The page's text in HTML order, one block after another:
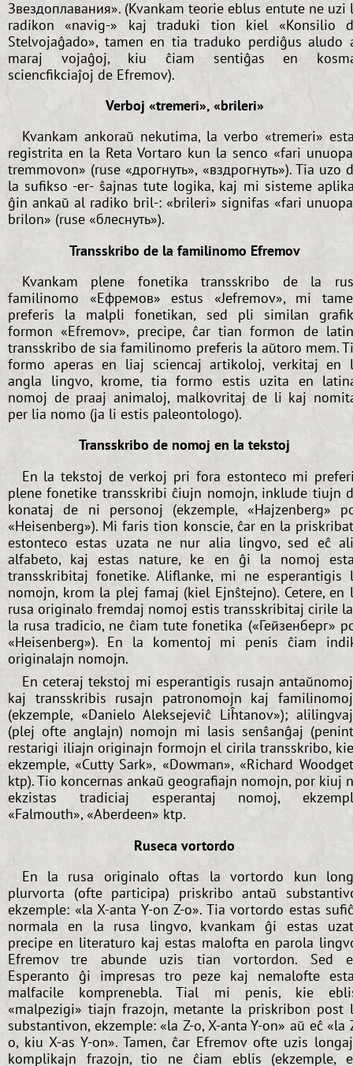
Звездоплавания». (Kvankam teorie eblus entute ne uzi
radikon «navig-» kaj traduki tion kiel «Konsilio
Stelvojaĝado», tamen en tia traduko perdiĝus aludo
maraj vojaĝoj, kiu ĉiam sentiĝas en
sciencfikciaĵoj de Efremov).
Verboj «tremeri», «brileri»
Kvankam ankoraŭ nekutima, la verbo «tremeri»
registrita en la Reta Vortaro kun la senco «fari
tremmovon» (ruse «дрогнуть», «вздрогнуть»). Tia uzo
la sufikso -er- ŝajnas tute logika, kaj mi sisteme
ĝin ankaŭ al radiko bril-: «brileri» signifas «fari
brilon» (ruse «блеснуть»).
Transskribo de la familinomo Efremov
Kvankam plene fonetika transskribo de la
familinomo «Ефремов» estus «Jefremov», mi
preferis la malpli fonetikan, sed pli similan
formon «Efremov», precipe, ĉar tian formon de
transskribo de sia familinomo preferis la aŭtoro mem.
formo aperas en liaj sciencaj artikoloj, verkitaj en
angla lingvo, krome, tia formo estis uzita en
nomoj de praaj animaloj, malkovritaj de li kaj
per lia nomo (ja li estis paleontologo).
Transskribo de nomoj en la tekstoj
En la tekstoj de verkoj pri fora estonteco mi
plene fonetike transskribi ĉiujn nomojn, inklude tiujn
konataj de ni personoj (ekzemple, «Hajzenberg»
«Heisenberg»). Mi faris tion konscie, ĉar en la
estonteco estas uzata ne nur alia lingvo, sed eĉ
alfabeto, kaj estas nature, ke en ĝi la nomoj
transskribitaj fonetike. Aliflanke, mi ne esperantigis
nomojn, krom la plej famaj (kiel Ejnŝtejno). Cetere, en
rusa originalo fremdaj nomoj estis transskribitaj cirile
la rusa tradicio, ne ĉiam tute fonetika («Гейзенберг»
«Heisenberg»). En la komentoj mi penis ĉiam
originalajn nomojn.
En ceteraj tekstoj mi esperantigis rusajn
kaj transskribis rusajn patronomojn kaj
(ekzemple, «Danielo Aleksejeviĉ Liĥtanov»);
(plej ofte anglajn) nomojn mi lasis senŝanĝaj
restarigi iliajn originajn formojn el cirila transskribo,
ekzemple, «Cutty Sark», «Dowman», «Richard
ktp). Tio koncernas ankaŭ geografiajn nomojn, por kiuj
ekzistas tradiciaj esperantaj nomoj,
«Falmouth», «Aberdeen» ktp.
Ruseca vortordo
En la rusa originalo oftas la vortordo kun
plurvorta (ofte participa) priskribo antaŭ
ekzemple: «la X-anta Y-on Z-o». Tia vortordo estas
normala en la rusa lingvo, kvankam ĝi estas
precipe en literaturo kaj estas malofta en parola
Efremov tre abunde uzis tian vortordon. Sed
Esperanto ĝi impresas tro peze kaj nemalofte
malfacile komprenebla. Tial mi penis, kie
«malpezigi» tiajn frazojn, metante la priskribon post
substantivon, ekzemple: «la Z-o, X-anta Y-on» aŭ eĉ «la
o, kiu X-as Y-on». Tamen, ĉar Efremov ofte uzis
komplikajn frazojn, tio ne ĉiam eblis (ekzemple,